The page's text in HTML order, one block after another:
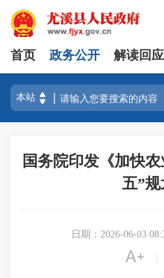
首页 政务公开 解读回应
国务院印发《加快
五”规
日期：2026-06-03
